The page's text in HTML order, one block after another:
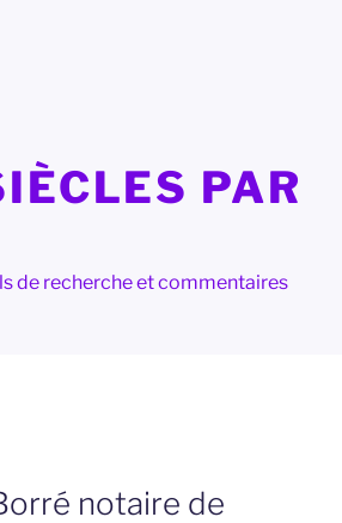
PAR
de recherche et commentaires
notaire de